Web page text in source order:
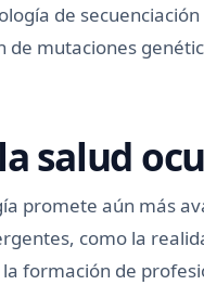
de secuenciación
mutaciones
salud
promete aún más
como la
formación de